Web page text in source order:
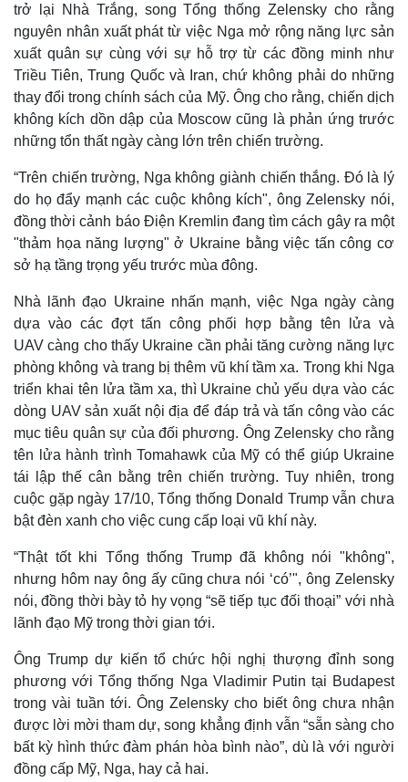
Thế giới
Quan sát
Cuộc sống đó đây
Hồ sơ
Multimedia
Video
Ảnh
E-Magazine
Infographic
trở lại Nhà Trắng, song Tổng thống Zelensky cho rằng
nguyên nhân xuất phát từ việc Nga mở rộng năng lực sản
xuất quân sự cùng với sự hỗ trợ từ các đồng minh như
Triều Tiên, Trung Quốc và Iran, chứ không phải do những
thay đổi trong chính sách của Mỹ. Ông cho rằng, chiến dịch
không kích dồn dập của Moscow cũng là phản ứng trước
những tổn thất ngày càng lớn trên chiến trường.
“Trên chiến trường, Nga không giành chiến thắng. Đó là lý
do họ đẩy mạnh các cuộc không kích", ông Zelensky nói,
đồng thời cảnh báo Điện Kremlin đang tìm cách gây ra một
"thảm họa năng lượng" ở Ukraine bằng việc tấn công cơ
sở hạ tầng trọng yếu trước mùa đông.
Nhà lãnh đạo Ukraine nhấn mạnh, việc Nga ngày càng
dựa vào các đợt tấn công phối hợp bằng tên lửa và
UAV càng cho thấy Ukraine cần phải tăng cường năng lực
phòng không và trang bị thêm vũ khí tầm xa. Trong khi Nga
triển khai tên lửa tầm xa, thì Ukraine chủ yếu dựa vào các
dòng UAV sản xuất nội địa để đáp trả và tấn công vào các
mục tiêu quân sự của đối phương. Ông Zelensky cho rằng
tên lửa hành trình Tomahawk của Mỹ có thể giúp Ukraine
tái lập thế cân bằng trên chiến trường. Tuy nhiên, trong
cuộc gặp ngày 17/10, Tổng thống Donald Trump vẫn chưa
bật đèn xanh cho việc cung cấp loại vũ khí này.
“Thật tốt khi Tổng thống Trump đã không nói "không",
nhưng hôm nay ông ấy cũng chưa nói ‘có’", ông Zelensky
nói, đồng thời bày tỏ hy vọng “sẽ tiếp tục đối thoại” với nhà
lãnh đạo Mỹ trong thời gian tới.
Ông Trump dự kiến tổ chức hội nghị thượng đỉnh song
phương với Tổng thống Nga Vladimir Putin tại Budapest
trong vài tuần tới. Ông Zelensky cho biết ông chưa nhận
được lời mời tham dự, song khẳng định vẫn “sẵn sàng cho
bất kỳ hình thức đàm phán hòa bình nào”, dù là với người
đồng cấp Mỹ, Nga, hay cả hai.